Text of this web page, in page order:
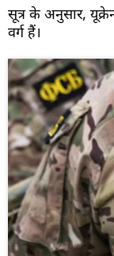
सूत्र के अनुसार,
वर्ग हैं।